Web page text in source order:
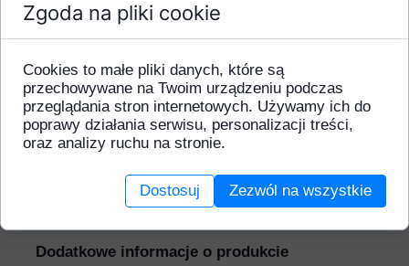
Dodatkowe informacje o produkcie
Zgoda na pliki cookie
Cookies to małe pliki danych, które są
przechowywane na Twoim urządzeniu podczas
przeglądania stron internetowych. Używamy ich do
poprawy działania serwisu, personalizacji treści,
oraz analizy ruchu na stronie.
Dostosuj Zezwól na wszystkie